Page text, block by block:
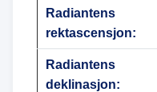
Radiantens
rektascensjon:
Radiantens
deklinasjon: